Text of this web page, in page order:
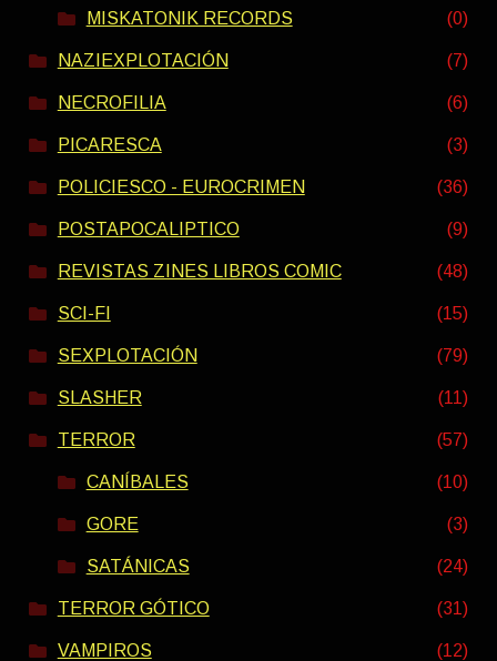
MISKATONIK RECORDS (0)
NAZIEXPLOTACIÓN (7)
NECROFILIA (6)
PICARESCA (3)
POLICIESCO - EUROCRIMEN (36)
POSTAPOCALIPTICO (9)
REVISTAS ZINES LIBROS COMIC (48)
SCI-FI (15)
SEXPLOTACIÓN (79)
SLASHER (11)
TERROR (57)
CANÍBALES (10)
GORE (3)
SATÁNICAS (24)
TERROR GÓTICO (31)
VAMPIROS (12)